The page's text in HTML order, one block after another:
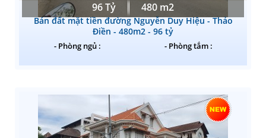
96 Tỷ 480 m2
Bán đất mặt tiền đường Nguyễn Duy Hiệu - Thảo
Điền - 480m2 - 96 tỷ
- Phòng ngủ : - Phòng tắm :